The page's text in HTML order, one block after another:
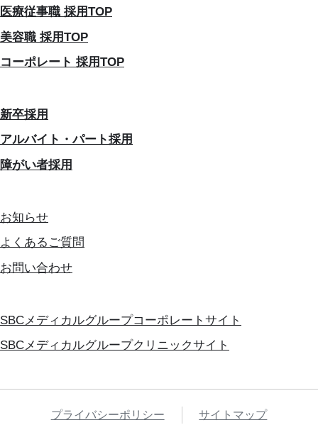
医療従事職 採用TOP
美容職 採用TOP
コーポレート 採用TOP
新卒採用
アルバイト・パート採用
障がい者採用
お知らせ
よくあるご質問
お問い合わせ
SBCメディカルグループコーポレートサイト
SBCメディカルグループクリニックサイト
プライバシーポリシー サイトマップ